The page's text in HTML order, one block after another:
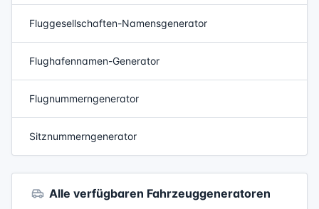
Fluggesellschaften-Namensgenerator
Flughafennamen-Generator
Flugnummerngenerator
Sitznummerngenerator
Alle verfügbaren Fahrzeuggeneratoren